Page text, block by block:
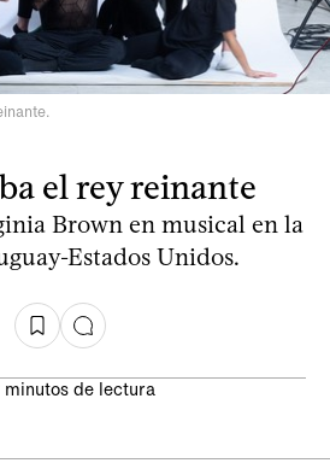
el rey reinante
Brown en musical en la
Estados Unidos.
minutos de lectura